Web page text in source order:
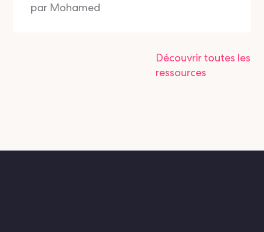
par Mohamed
Découvrir toutes les
ressources